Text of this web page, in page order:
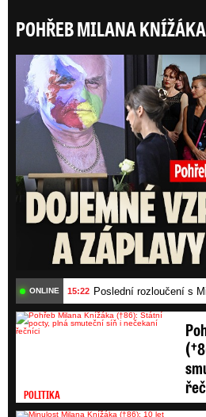
POHŘEB MILANA KNÍŽÁKA
ONLINE 15:22 Poslední rozloučení s
POLITIKA